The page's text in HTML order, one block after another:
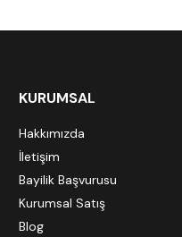
KURUMSAL
Hakkımızda
İletişim
Bayilik Başvurusu
Kurumsal Satış
Blog